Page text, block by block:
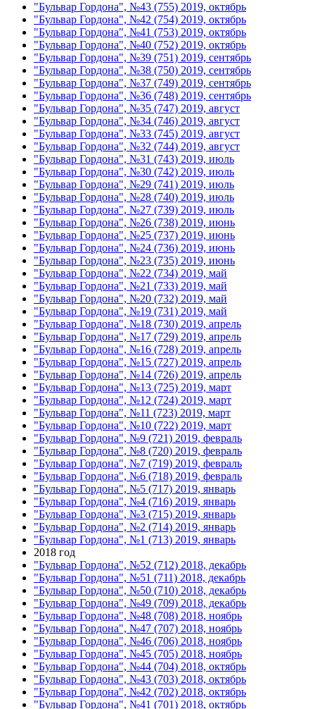
"Бульвар Гордона", №43 (755) 2019, октябрь
"Бульвар Гордона", №42 (754) 2019, октябрь
"Бульвар Гордона", №41 (753) 2019, октябрь
"Бульвар Гордона", №40 (752) 2019, октябрь
"Бульвар Гордона", №39 (751) 2019, сентябрь
"Бульвар Гордона", №38 (750) 2019, сентябрь
"Бульвар Гордона", №37 (749) 2019, сентябрь
"Бульвар Гордона", №36 (748) 2019, сентябрь
"Бульвар Гордона", №35 (747) 2019, август
"Бульвар Гордона", №34 (746) 2019, август
"Бульвар Гордона", №33 (745) 2019, август
"Бульвар Гордона", №32 (744) 2019, август
"Бульвар Гордона", №31 (743) 2019, июль
"Бульвар Гордона", №30 (742) 2019, июль
"Бульвар Гордона", №29 (741) 2019, июль
"Бульвар Гордона", №28 (740) 2019, июль
"Бульвар Гордона", №27 (739) 2019, июль
"Бульвар Гордона", №26 (738) 2019, июнь
"Бульвар Гордона", №25 (737) 2019, июнь
"Бульвар Гордона", №24 (736) 2019, июнь
"Бульвар Гордона", №23 (735) 2019, июнь
"Бульвар Гордона", №22 (734) 2019, май
"Бульвар Гордона", №21 (733) 2019, май
"Бульвар Гордона", №20 (732) 2019, май
"Бульвар Гордона", №19 (731) 2019, май
"Бульвар Гордона", №18 (730) 2019, апрель
"Бульвар Гордона", №17 (729) 2019, апрель
"Бульвар Гордона", №16 (728) 2019, апрель
"Бульвар Гордона", №15 (727) 2019, апрель
"Бульвар Гордона", №14 (726) 2019, апрель
"Бульвар Гордона", №13 (725) 2019, март
"Бульвар Гордона", №12 (724) 2019, март
"Бульвар Гордона", №11 (723) 2019, март
"Бульвар Гордона", №10 (722) 2019, март
"Бульвар Гордона", №9 (721) 2019, февраль
"Бульвар Гордона", №8 (720) 2019, февраль
"Бульвар Гордона", №7 (719) 2019, февраль
"Бульвар Гордона", №6 (718) 2019, февраль
"Бульвар Гордона", №5 (717) 2019, январь
"Бульвар Гордона", №4 (716) 2019, январь
"Бульвар Гордона", №3 (715) 2019, январь
"Бульвар Гордона", №2 (714) 2019, январь
"Бульвар Гордона", №1 (713) 2019, январь
2018 год
"Бульвар Гордона", №52 (712) 2018, декабрь
"Бульвар Гордона", №51 (711) 2018, декабрь
"Бульвар Гордона", №50 (710) 2018, декабрь
"Бульвар Гордона", №49 (709) 2018, декабрь
"Бульвар Гордона", №48 (708) 2018, ноябрь
"Бульвар Гордона", №47 (707) 2018, ноябрь
"Бульвар Гордона", №46 (706) 2018, ноябрь
"Бульвар Гордона", №45 (705) 2018, ноябрь
"Бульвар Гордона", №44 (704) 2018, октябрь
"Бульвар Гордона", №43 (703) 2018, октябрь
"Бульвар Гордона", №42 (702) 2018, октябрь
"Бульвар Гордона", №41 (701) 2018, октябрь